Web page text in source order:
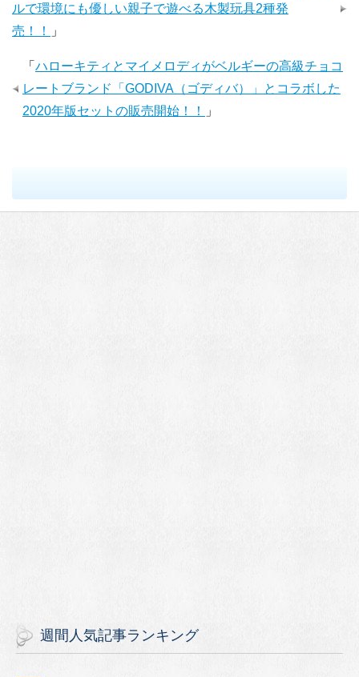
ルで環境にも優しい親子で遊べる木製玩具2種発
売！！
」
「 ハローキティとマイメロディがベルギーの高級チョコ
レートブランド「GODIVA（ゴディバ）」とコラボした
2020年版セットの販売開始！！
」
週間人気記事ランキング